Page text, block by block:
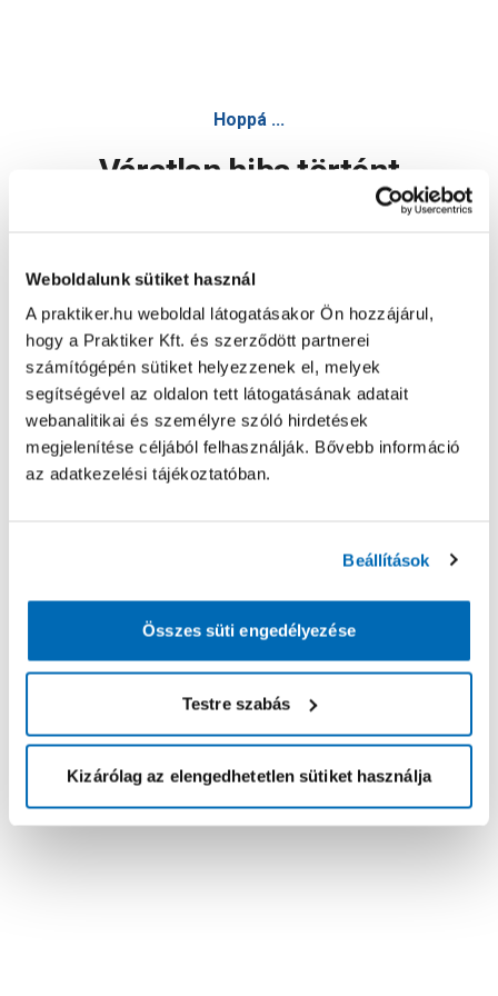
Weboldalunk sütiket használ
A praktiker.hu weboldal látogatásakor Ön hozzájárul,
hogy a Praktiker Kft. és szerződött partnerei
számítógépén sütiket helyezzenek el, melyek
segítségével az oldalon tett látogatásának adatait
webanalitikai és személyre szóló hirdetések
megjelenítése céljából felhasználják. Bővebb információ
az adatkezelési tájékoztatóban.
Beállítások
Összes süti engedélyezése
Testre szabás
Kizárólag az elengedhetetlen sütiket használja
Hoppá ...
Váratlan hiba történt
Oldal újratöltése